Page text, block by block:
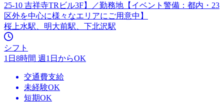
25-10 吉祥寺TRビル3F】／勤務地【イベント警備：都内・23
区外を中心に様々なエリアにご用意中】
桜上水駅、明大前駅、下北沢駅
シフト
1日8時間 週1日からOK
交通費支給
未経験OK
短期OK